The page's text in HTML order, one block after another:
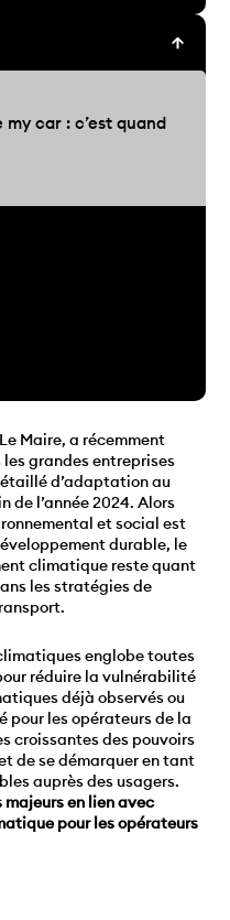
Maire, a récemment
grandes entreprises
d’adaptation au
de l’année 2024. Alors
et social est
durable, le
climatique reste quant
les stratégies de
englobe toutes
réduire la vulnérabilité
déjà observés ou
pour les opérateurs de la
croissantes des pouvoirs
de se démarquer en tant
auprès des usagers.
majeurs en lien avec
pour les opérateurs
car : c’est quand